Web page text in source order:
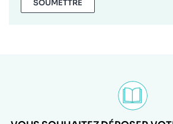
SOUMETTRE